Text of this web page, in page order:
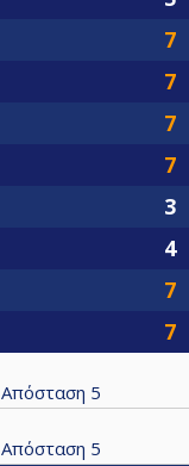
Απόσταση 5
Απόσταση 5